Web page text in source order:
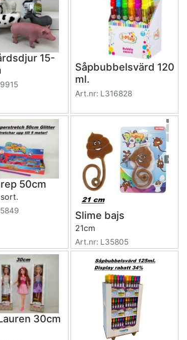
15-
Såpbubbelsvärd 120
ml.
Art.nr: L316828
50cm
sort.
Slime bajs
21cm
Art.nr: L35805
30cm